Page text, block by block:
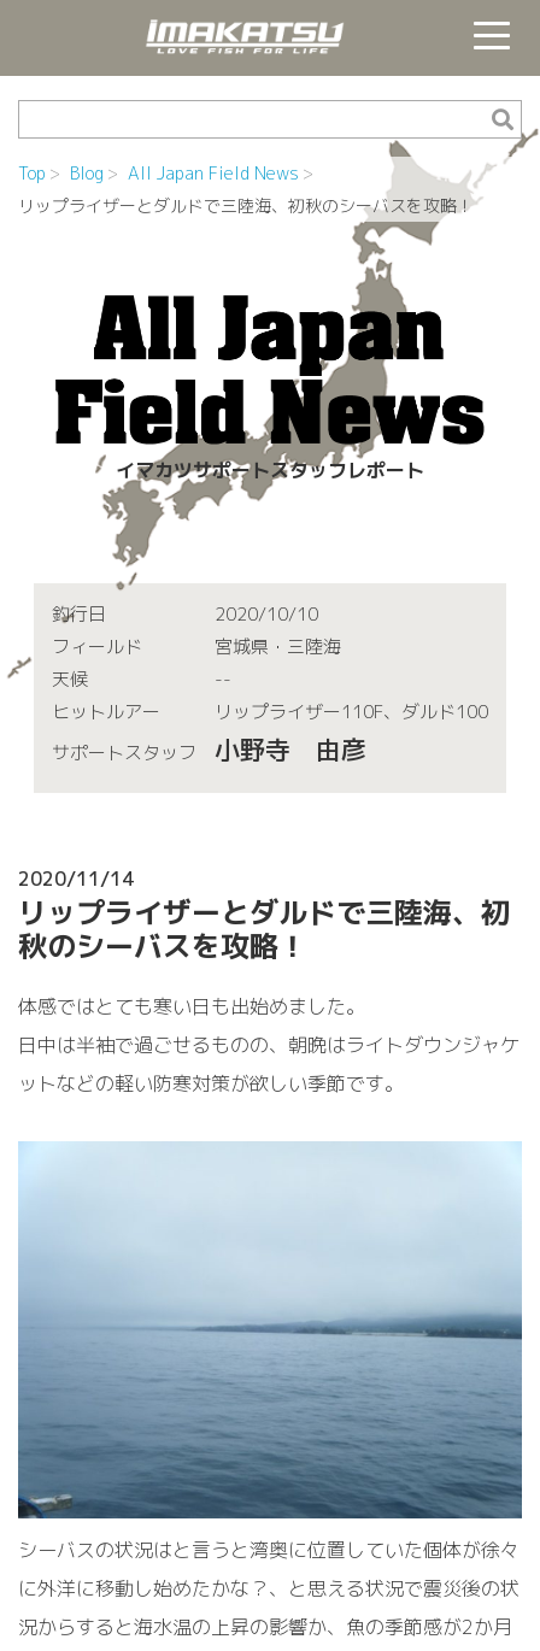
Top Blog
All Japan Field News
リップライザーとダルドで三陸海、初秋のシーバスを攻略！
イマカツサポートスタッフレポート
釣行日
2020/10/10
フィールド
宮城県・三陸海
天候
--
ヒットルアー
リップライザー110F、ダルド100
サポートスタッフ
小野寺 由彦
2020/11/14
リップライザーとダルドで三陸海、初
秋のシーバスを攻略！
体感ではとても寒い日も出始めました。
日中は半袖で過ごせるものの、朝晩はライトダウンジャケ
ットなどの軽い防寒対策が欲しい季節です。
シーバスの状況はと言うと湾奥に位置していた個体が徐々
に外洋に移動し始めたかな？、と思える状況で震災後の状
況からすると海水温の上昇の影響か、魚の季節感が2か月